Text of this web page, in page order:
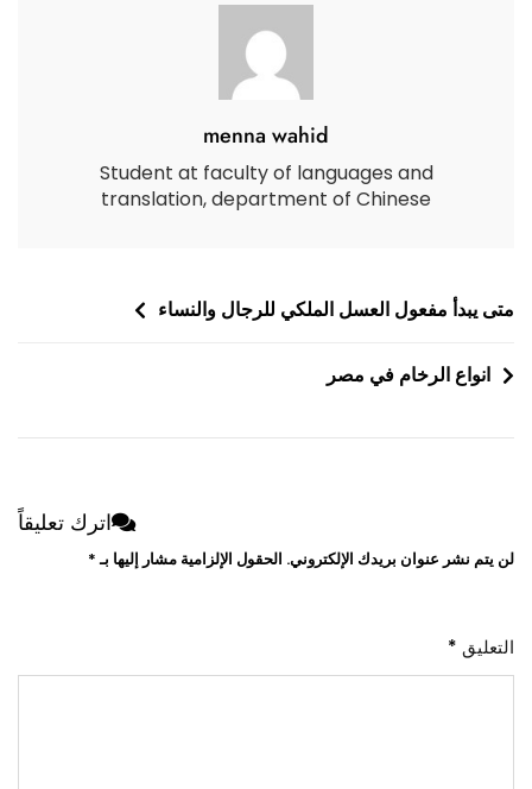
menna wahid
Student at faculty of languages and
translation, department of Chinese
تصفّح
المقالات
متى يبدأ مفعول العسل الملكي للرجال والنساء
انواع الرخام في مصر
اترك تعليقاً
لن يتم نشر عنوان بريدك الإلكتروني. الحقول الإلزامية مشار إليها بـ*
التعليق *